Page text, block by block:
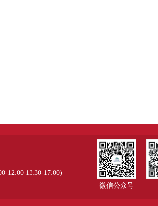
12:00 13:30-17:00)
微信公众号